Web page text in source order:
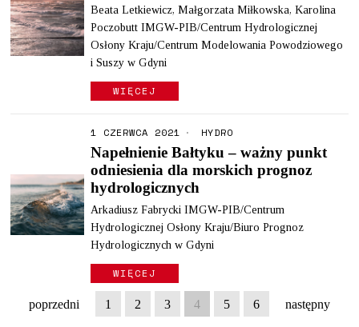
Beata Letkiewicz, Małgorzata Miłkowska, Karolina
Poczobutt IMGW-PIB/Centrum Hydrologicznej
Osłony Kraju/Centrum Modelowania Powodziowego
i Suszy w Gdyni
WIĘCEJ
1 CZERWCA 2021 HYDRO
Napełnienie Bałtyku – ważny punkt
odniesienia dla morskich prognoz
hydrologicznych
Arkadiusz Fabrycki IMGW-PIB/Centrum
Hydrologicznej Osłony Kraju/Biuro Prognoz
Hydrologicznych w Gdyni
WIĘCEJ
poprzedni 1 2 3 4 5 6 następny